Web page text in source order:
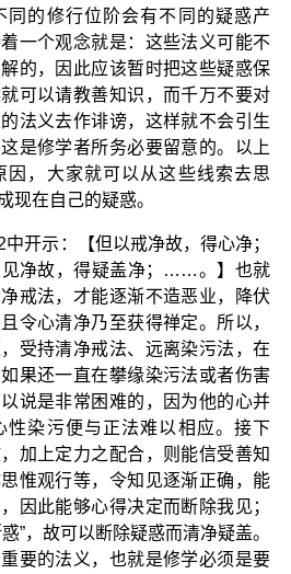
同的修行位阶会有不同的疑惑产
一个观念就是：这些法义可能不
的，因此应该暂时把这些疑惑保
可以请教善知识，而千万不要对
法义去作诽谤，这样就不会引生
是修学者所务必要留意的。以上
因，大家就可以从这些线索去思
现在自己的疑惑。
开示：【但以戒净故，得心净；
见净故，得疑盖净；……。】也就
戒法，才能逐渐不造恶业，降伏
令心清净乃至获得禅定。所以，
受持清净戒法、远离染污法，在
果还一直在攀缘染污法或者伤害
说是非常困难的，因为他的心并
性染污便与正法难以相应。接下
加上定力之配合，则能信受善知
惟观行等，令知见逐渐正确，能
因此能够心得决定而断除我见；
”，故可以断除疑惑而清净疑盖。
要的法义，也就是修学必须是要